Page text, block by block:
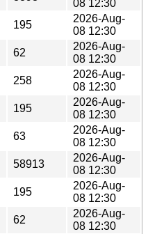
08 12:30
195
2026-Aug-
08 12:30
62
2026-Aug-
08 12:30
258
2026-Aug-
08 12:30
195
2026-Aug-
08 12:30
63
2026-Aug-
08 12:30
58913
2026-Aug-
08 12:30
195
2026-Aug-
08 12:30
62
2026-Aug-
08 12:30